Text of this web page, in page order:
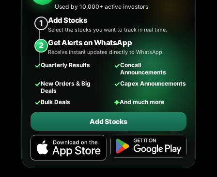
Used by 10,000+ active investors
1 Add Stocks
Select the stocks you want to track in real time.
2 Get Alerts on WhatsApp
Receive instant updates directly to WhatsApp.
✓Quarterly Results ✓Concall
Announcements
✓New Orders & Big
Deals
✓Capex Announcements
✓Bulk Deals ✦And much more
Add Stocks